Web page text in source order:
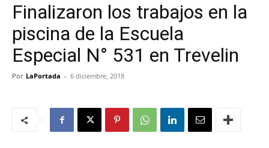
Finalizaron los trabajos en la
piscina de la Escuela
Especial N° 531 en Trevelin
Por LaPortada - 6 diciembre, 2018